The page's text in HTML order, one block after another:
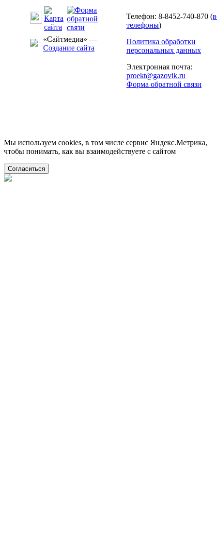
«Сайтмедиа» —
Создание сайта
Телефон: 8-8452-740-870 (
телефоны)
Политика обработки
персональных данных
Электронная почта:
proekt@gazovik.ru
Форма обратной связи
Мы используем cookies, в том числе сервис Яндекс.Метрика,
чтобы понимать, как вы взаимодействуете с сайтом
Согласиться